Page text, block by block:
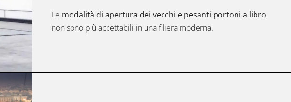
Le modalità di apertura dei vecchi e pesanti portoni a libro
non sono più accettabili in una filiera moderna.